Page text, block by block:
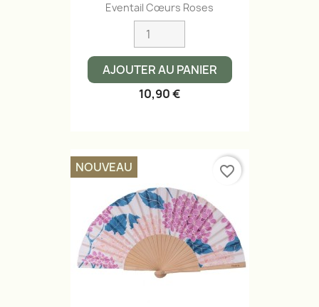
Eventail Cœurs Roses
AJOUTER AU PANIER
10,90 €
NOUVEAU favorite_border